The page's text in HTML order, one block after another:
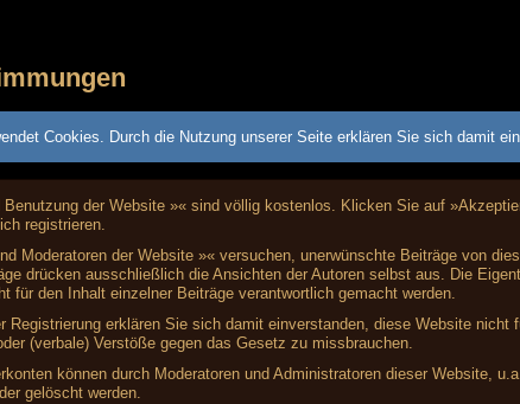
Cookies. Durch die Nutzung unserer Seite erklären Sie sich damit
Benutzung der Website »« sind völlig kostenlos. Klicken Sie auf
registrieren.
Moderatoren der Website »« versuchen, unerwünschte Beiträge von
drücken ausschließlich die Ansichten der Autoren selbst aus. Die
für den Inhalt einzelner Beiträge verantwortlich gemacht werden.
Registrierung erklären Sie sich damit einverstanden, diese Website
(verbale) Verstöße gegen das Gesetz zu missbrauchen.
können durch Moderatoren und Administratoren dieser Website,
gelöscht werden.